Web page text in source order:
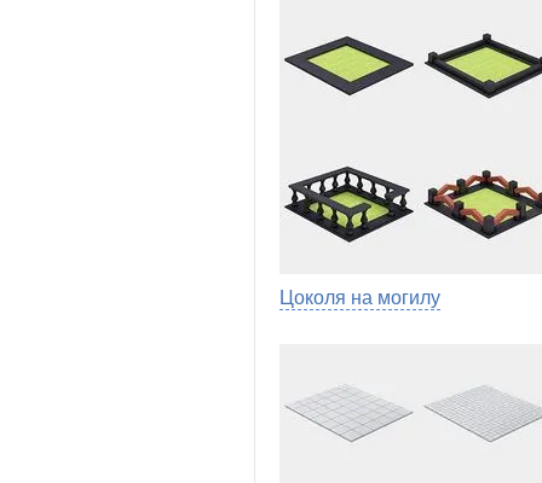
Цоколя на могилу